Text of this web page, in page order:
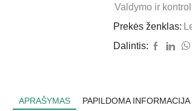
Valdymo ir
Prekės ženklas:
Dalintis:
APRAŠYMAS PAPILDOMA INFORMACIJA